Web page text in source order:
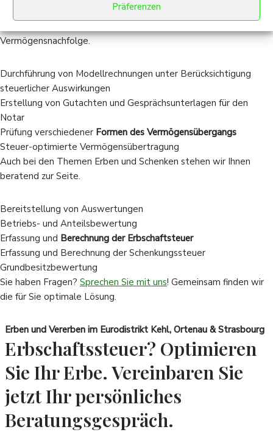
Präferenzen
Vermögensnachfolge.
Durchführung von Modellrechnungen unter Berücksichtigung
steuerlicher Auswirkungen
Erstellung von Gutachten und Gesprächsunterlagen für den
Notar
Prüfung verschiedener Formen des Vermögensübergangs
Steuer-optimierte Vermögensübertragung
Auch bei den Themen Erben und Schenken stehen wir Ihnen
beratend zur Seite.
Bereitstellung von Auswertungen
Betriebs- und Anteilsbewertung
Erfassung und Berechnung der Erbschaftsteuer
Erfassung und Berechnung der Schenkungssteuer
Grundbesitzbewertung
Sie haben Fragen? Sprechen Sie mit uns! Gemeinsam finden wir
die für Sie optimale Lösung.
Erben und Vererben im Eurodistrikt Kehl, Ortenau & Strasbourg
Erbschaftssteuer? Optimieren
Sie Ihr Erbe. Vereinbaren Sie
jetzt Ihr persönliches
Beratungsgespräch.